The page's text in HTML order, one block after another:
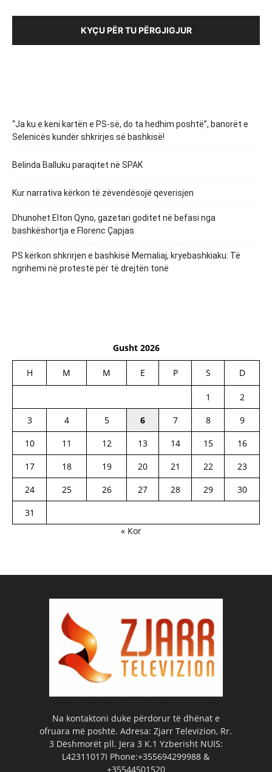
KYÇU PËR TU PËRGJIGJUR
“Ja ku e keni kartën e PS-së, do ta hedhim poshtë”, banorët e
Selenicës kundër shkrirjes së bashkisë!
Belinda Balluku paraqitet në SPAK
Kur narrativa kërkon të zëvendësojë qeverisjen
Dhunohet Elton Qyno, gazetari goditet në befasi nga
bashkëshortja e Florenc Çapjas
PS kërkon shkrirjen e bashkisë Memaliaj, kryebashkiaku: Të
ngrihemi në protestë për të drejtën tonë
Gusht 2026
H M M E P S D
1
2
3
4 5 6 7 8
9
10
11 12 13 14 15
16
17
18 19 20 21 22
23
24
25 26 27 28 29
30
31
« Kor
Na kontaktoni duke përdorur të dhënat e
ofruara më poshtë. Adresa: Zjarr Televizion, Rr.
3 Dëshmorët pll. Jera 3 K.1 Yzberisht NUIS:
L42311017I Phone:+355694299988 &
+35544501520